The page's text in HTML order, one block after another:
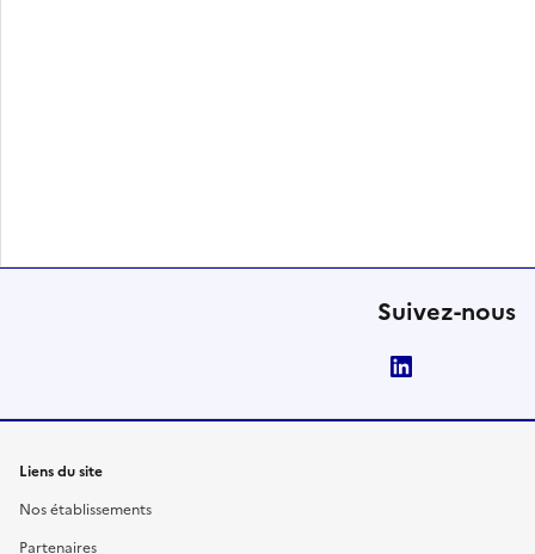
Suivez-nous
Liens du site
Nos établissements
Partenaires